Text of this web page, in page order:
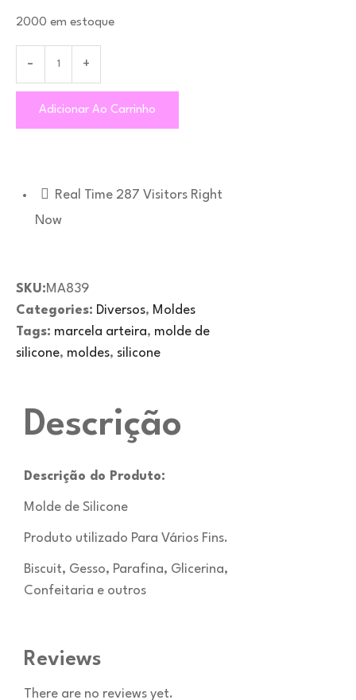
2000 em estoque
Adicionar Ao Carrinho
Real Time 287 Visitors Right
Now
SKU:MA839
Categories: Diversos, Moldes
Tags: marcela arteira, molde de
silicone, moldes, silicone
Descrição
Descrição do Produto:
Molde de Silicone
Produto utilizado Para Vários Fins.
Biscuit, Gesso, Parafina, Glicerina,
Confeitaria e outros
Reviews
There are no reviews yet.